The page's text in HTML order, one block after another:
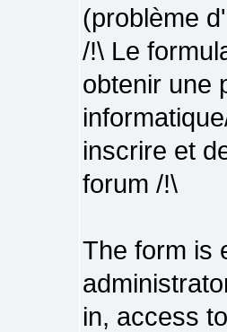
(problème
/!\ Le
obtenir une
inscrire et
forum /!\
The form is
in, access